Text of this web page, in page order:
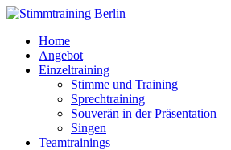
Home
Angebot
Einzeltraining
Stimme und Training
Sprechtraining
Souverän in der Präsentation
Singen
Teamtrainings